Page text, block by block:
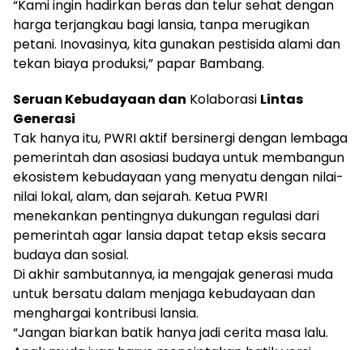
“Kami ingin hadirkan beras dan telur sehat dengan
harga terjangkau bagi lansia, tanpa merugikan
petani. Inovasinya, kita gunakan pestisida alami dan
tekan biaya produksi,” papar Bambang.
Seruan Kebudayaan dan Kolaborasi Lintas
Generasi
Tak hanya itu, PWRI aktif bersinergi dengan lembaga
pemerintah dan asosiasi budaya untuk membangun
ekosistem kebudayaan yang menyatu dengan nilai-
nilai lokal, alam, dan sejarah. Ketua PWRI
menekankan pentingnya dukungan regulasi dari
pemerintah agar lansia dapat tetap eksis secara
budaya dan sosial.
Di akhir sambutannya, ia mengajak generasi muda
untuk bersatu dalam menjaga kebudayaan dan
menghargai kontribusi lansia.
“Jangan biarkan batik hanya jadi cerita masa lalu.